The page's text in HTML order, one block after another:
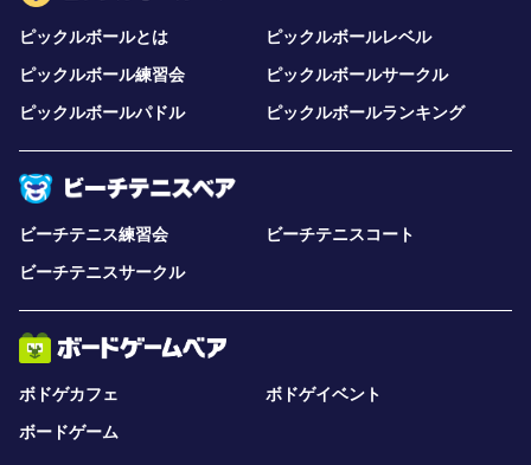
ピックルボールとは
ピックルボールレベル
ピックルボール練習会
ピックルボールサークル
ピックルボールパドル
ピックルボールランキング
ビーチテニス練習会
ビーチテニスコート
ビーチテニスサークル
ボドゲカフェ
ボドゲイベント
ボードゲーム